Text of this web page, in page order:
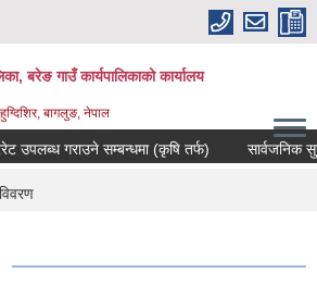
बरेङ गाउँ कार्यपालिकाको कार्यालय
बागलुङ, नेपाल
गराउने सम्बन्धमा (कृषि तर्फ) सार्वजनिक